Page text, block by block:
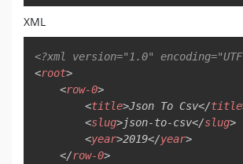
XML
<?xml version="1.0"
<root>
<row-0>
<title>Json To Csv</title
<slug>json-to-csv</slug>
<year>2019</year>
</row-0>